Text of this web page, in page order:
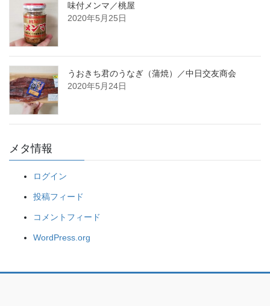
味付メンマ／桃屋
2020年5月25日
うおきち君のうなぎ（蒲焼）／中日交友商会
2020年5月24日
メタ情報
ログイン
投稿フィード
コメントフィード
WordPress.org